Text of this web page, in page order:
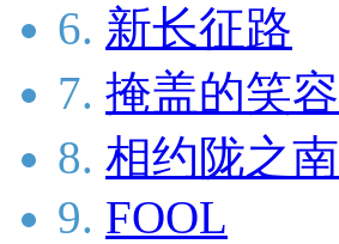
6. 新长征路
7. 掩盖的笑容
8. 相约陇之南
9. FOOL